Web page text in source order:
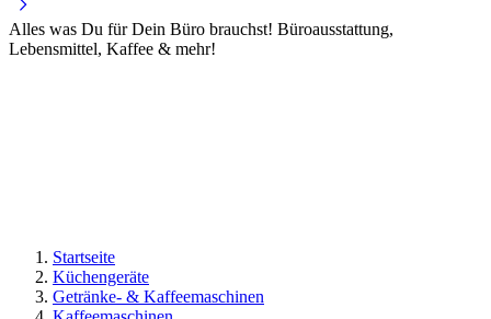
Alles was Du für Dein Büro brauchst! Büroausstattung,
Lebensmittel, Kaffee & mehr!
Startseite
Küchengeräte
Getränke- & Kaffeemaschinen